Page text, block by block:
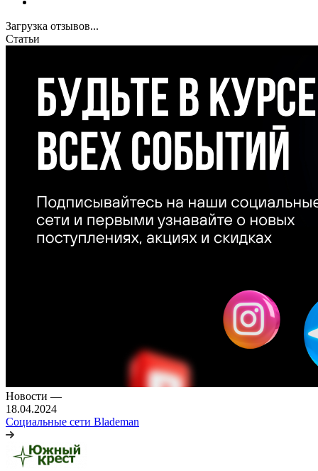
Загрузка отзывов...
Статьи
Новости —
18.04.2024
Социальные сети Blademan